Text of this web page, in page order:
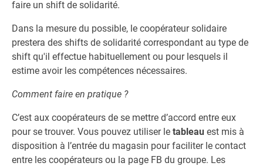
faire un shift de solidarité.
Dans la mesure du possible, le coopérateur solidaire
prestera des shifts de solidarité correspondant au​ type de
shift qu'il effectue habituellement ou pour lesquels il
estime avoir les compétences nécessaires.
Comment faire en pratique ?
C’est aux coopérateurs de se mettre d’accord entre eux
pour se trouver. Vous pouvez utiliser le ​ tableau ​ est mis à
disposition à l’entrée du magasin pour faciliter le contact
entre les coopérateurs ou la page FB du groupe. Les